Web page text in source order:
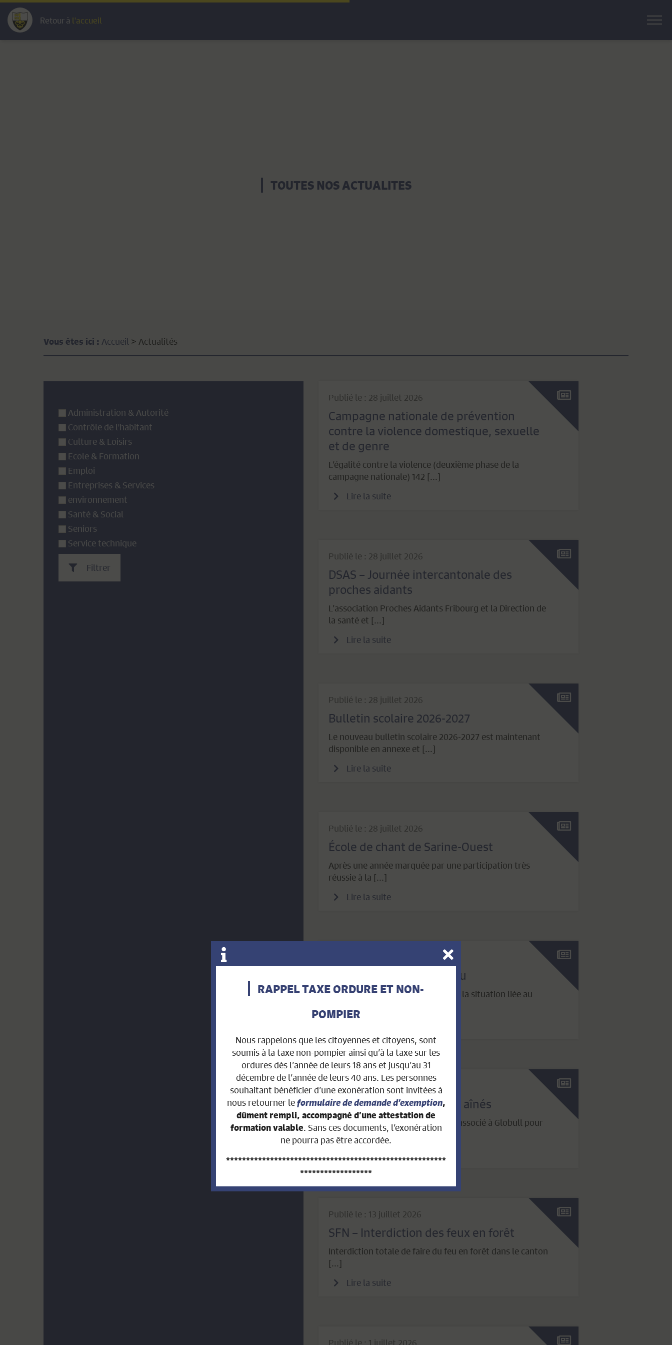
Retour à l'accueil
TOUTES NOS ACTUALITES
Vous êtes ici : Accueil > Actualités
Administration & Autorité
Contrôle de l'habitant
Culture & Loisirs
Ecole & Formation
Emploi
Entreprises & Services
environnement
Santé & Social
Seniors
Service technique
Filtrer
Publié le : 28 juillet 2026
Campagne nationale de prévention
contre la violence domestique, sexuelle
et de genre
L’égalité contre la violence (deuxième phase de la
campagne nationale) 142 [...]
Lire la suite
Publié le : 28 juillet 2026
DSAS – Journée intercantonale des
proches aidants
L’association Proches Aidants Fribourg et la Direction de
la santé et [...]
Lire la suite
Publié le : 28 juillet 2026
Bulletin scolaire 2026-2027
Le nouveau bulletin scolaire 2026-2027 est maintenant
disponible en annexe et [...]
Lire la suite
Publié le : 28 juillet 2026
École de chant de Sarine-Ouest
Après une année marquée par une participation très
réussie à la [...]
Lire la suite
Rappel – Restriction d’eau
Le conseil communal rappelle que la situation liée au
Publié le : 15 juillet 2026
Réseau Santé – Disco des aînés
Le Réseau Santé de la Glâne s’est associé à Globull pour
organiser cette soirée, à notre [...]
Publié le : 13 juillet 2026
SFN – Interdiction des feux en forêt
Interdiction totale de faire du feu en forêt dans le canton
[...]
Lire la suite
Publié le : 1 juillet 2026
RAPPEL TAXE ORDURE ET NON-
POMPIER
Nous rappelons que les citoyennes et citoyens, sont
soumis à la taxe non-pompier ainsi qu’à la taxe sur les
ordures dès l’année de leurs 18 ans et jusqu’au 31
décembre de l’année de leurs 40 ans. Les personnes
souhaitant bénéficier d’une exonération sont invitées à
nous retourner leformulaire de demande d’exemption,
dûment rempli, accompagné d’une attestation de
formation valable. Sans ces documents, l’exonération
ne pourra pas être accordée.
*******************************************************
******************
QUI ONT VENDU LEUR BIEN IMMOBILIER
DURANT L’ANNÉE 2026
pas la possibilité technique et légale d’établir la facture